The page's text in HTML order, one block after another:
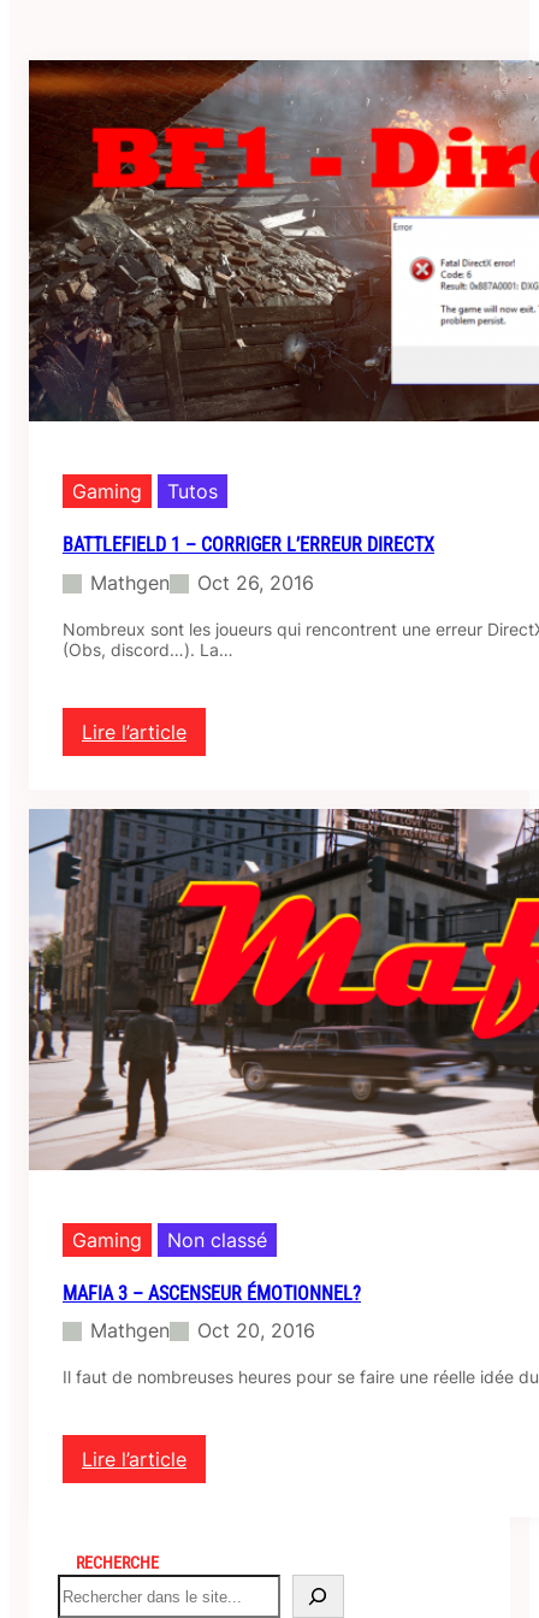
Gaming Tutos
BATTLEFIELD 1 – CORRIGER L’ERREUR DIRECTX
Mathgen Oct 26, 2016
Nombreux sont les joueurs qui rencontrent une erreur
(Obs, discord…). La…
Lire l’article
:
t
t
l
e
f
i
e
l
d
1
o
r
e
r
l
’
r
r
D
c
t
Gaming Non classé
MAFIA 3 – ASCENSEUR ÉMOTIONNEL?
Mathgen Oct 20, 2016
Il faut de nombreuses heures pour se faire une réelle idée
Lire l’article
:
i
a
RECHERCHE
S
e